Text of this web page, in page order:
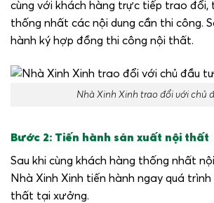
cùng với khách hàng trực tiếp trao
thống nhất các nội dung cần thi công.
hành ký hợp đồng thi công nội thất.
Nhà Xinh Xinh trao đổi với chủ
Bước 2: Tiến hành sản xuất nội thất
Sau khi cùng khách hàng thống nhất
Nhà Xinh Xinh tiến hành ngay quá
thất tại xưởng.